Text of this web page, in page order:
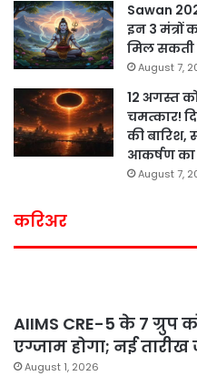
Sawan
इन 3 मंत्रों
मिल सकती
August 7,
12 अगस्त
चमत्कार!
की बारिश,
आकर्षण का
August 7,
करिअर
AIIMS CRE-5 के 7 ग्रुप
एग्जाम होगा; नई तारीख
August 1, 2026